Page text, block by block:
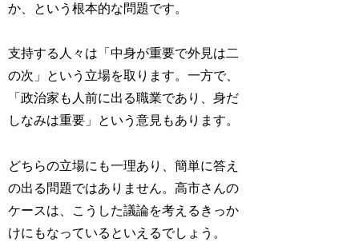
か、という根本的な問題です。
支持する人々は「中身が重要で外見は二
の次」という立場を取ります。一方で、
「政治家も人前に出る職業であり、身だ
しなみは重要」という意見もあります。
どちらの立場にも一理あり、簡単に答え
の出る問題ではありません。高市さんの
ケースは、こうした議論を考えるきっか
けにもなっているといえるでしょう。